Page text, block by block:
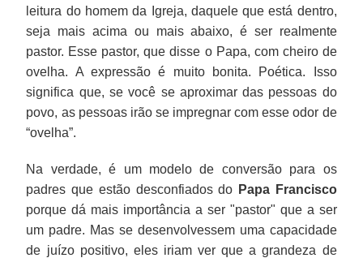
leitura do homem da Igreja, daquele que está dentro,
seja mais acima ou mais abaixo, é ser realmente
pastor. Esse pastor, que disse o Papa, com cheiro de
ovelha. A expressão é muito bonita. Poética. Isso
significa que, se você se aproximar das pessoas do
povo, as pessoas irão se impregnar com esse odor de
“ovelha”.
Na verdade, é um modelo de conversão para os
padres que estão desconfiados do Papa Francisco
porque dá mais importância a ser "pastor" que a ser
um padre. Mas se desenvolvessem uma capacidade
de juízo positivo, eles iriam ver que a grandeza de